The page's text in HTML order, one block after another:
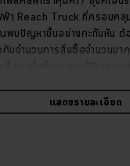
า Reach Truck ที่ครอบคลุ
พบปัญหาขึ้นอย่างกะทันหัน
บจำนวนการสั่งซื้อจำนวนมา
ช้จ่าย และลดภาระผูกพันด้านเงิ
แสดงรายละเอียด